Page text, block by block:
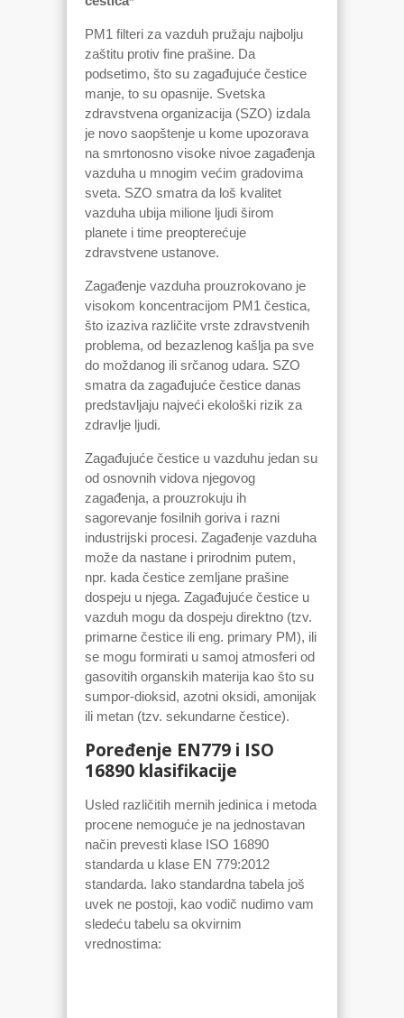
PM1 filteri za vazduh pružaju najbolju
zaštitu protiv fine prašine. Da
podsetimo, što su zagađujuće čestice
manje, to su opasnije. Svetska
zdravstvena organizacija (SZO) izdala
je novo saopštenje u kome upozorava
na smrtonosno visoke nivoe zagađenja
vazduha u mnogim većim gradovima
sveta. SZO smatra da loš kvalitet
vazduha ubija milione ljudi širom
planete i time preopterećuje
zdravstvene ustanove.
Zagađenje vazduha prouzrokovano je
visokom koncentracijom PM1 čestica,
što izaziva različite vrste zdravstvenih
problema, od bezazlenog kašlja pa sve
do moždanog ili srčanog udara. SZO
smatra da zagađujuće čestice danas
predstavljaju najveći ekološki rizik za
zdravlje ljudi.
Zagađujuće čestice u vazduhu jedan su
od osnovnih vidova njegovog
zagađenja, a prouzrokuju ih
sagorevanje fosilnih goriva i razni
industrijski procesi. Zagađenje vazduha
može da nastane i prirodnim putem,
npr. kada čestice zemljane prašine
dospeju u njega. Zagađujuće čestice u
vazduh mogu da dospeju direktno (tzv.
primarne čestice ili eng. primary PM), ili
se mogu formirati u samoj atmosferi od
gasovitih organskih materija kao što su
sumpor-dioksid, azotni oksidi, amonijak
ili metan (tzv. sekundarne čestice).
Poređenje EN779 i ISO
16890 klasifikacije
Usled različitih mernih jedinica i metoda
procene nemoguće je na jednostavan
način prevesti klase ISO 16890
standarda u klase EN 779:2012
standarda. Iako standardna tabela još
uvek ne postoji, kao vodič nudimo vam
sledeću tabelu sa okvirnim
vrednostima: